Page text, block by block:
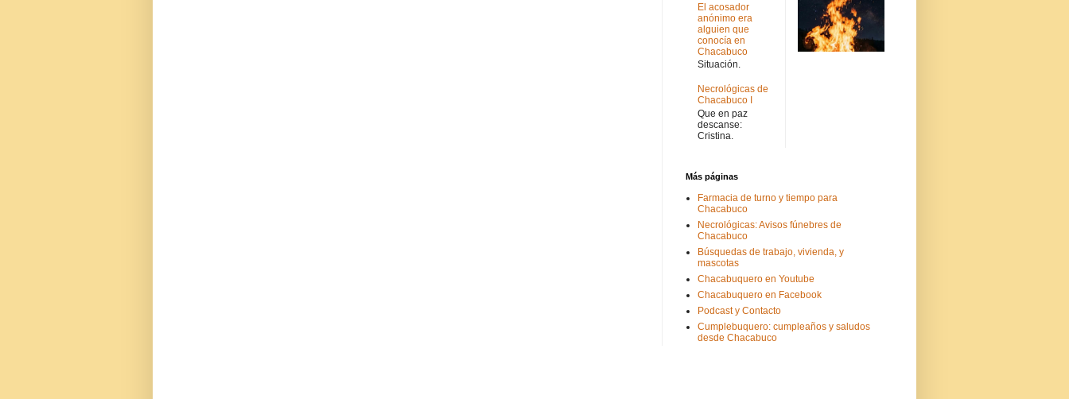
El acosador
anónimo era
alguien que
conocía en
Chacabuco
Situación.
Necrológicas de
Chacabuco I
Que en paz
descanse:
Cristina.
Más páginas
Farmacia de turno y tiempo para
Chacabuco
Necrológicas: Avisos fúnebres de
Chacabuco
Búsquedas de trabajo, vivienda, y
mascotas
Chacabuquero en Youtube
Chacabuquero en Facebook
Podcast y Contacto
Cumplebuquero: cumpleaños y saludos
desde Chacabuco